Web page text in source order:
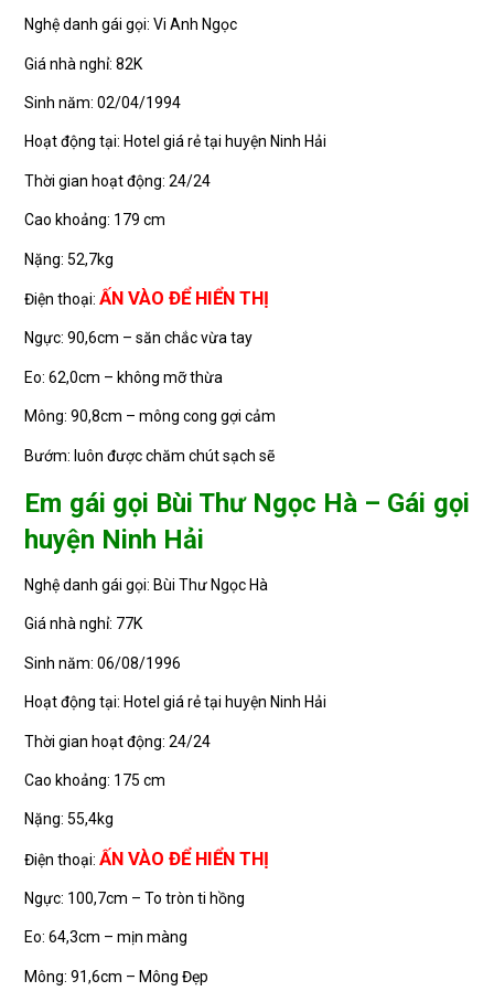
Nghệ danh gái gọi: Vi Anh Ngọc
Giá nhà nghỉ: 82K
Sinh năm: 02/04/1994
Hoạt động tại: Hotel giá rẻ tại huyện Ninh Hải
Thời gian hoạt động: 24/24
Cao khoảng: 179 cm
Nặng: 52,7kg
Điện thoại:ẤN VÀO ĐỂ HIỂN THỊ
Ngực: 90,6cm – săn chắc vừa tay
Eo: 62,0cm – không mỡ thừa
Mông: 90,8cm – mông cong gợi cảm
Bướm: luôn được chăm chút sạch sẽ
Em gái gọi Bùi Thư Ngọc Hà – Gái gọi
huyện Ninh Hải
Nghệ danh gái gọi: Bùi Thư Ngọc Hà
Giá nhà nghỉ: 77K
Sinh năm: 06/08/1996
Hoạt động tại: Hotel giá rẻ tại huyện Ninh Hải
Thời gian hoạt động: 24/24
Cao khoảng: 175 cm
Nặng: 55,4kg
Điện thoại:ẤN VÀO ĐỂ HIỂN THỊ
Ngực: 100,7cm – To tròn ti hồng
Eo: 64,3cm – mịn màng
Mông: 91,6cm – Mông Đẹp